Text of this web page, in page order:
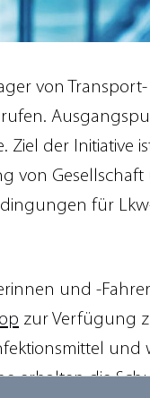
von
der Initiative
von
für
und -
zur Verfügung
und
erhalten die